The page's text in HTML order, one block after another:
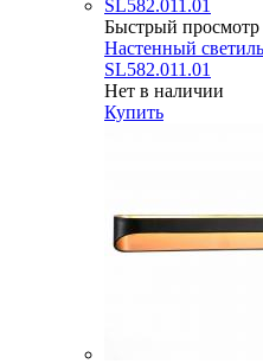
Быстрый просмотр
Настенный
SL582.011.01
Нет в наличии
Купить